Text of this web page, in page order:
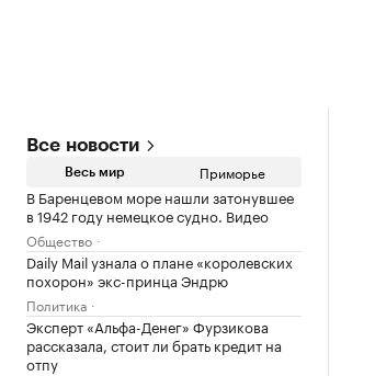
Все новости
Весь мир Приморье
В Баренцевом море нашли затонувшее
в 1942 году немецкое судно. Видео
Общество
Daily Mail узнала о плане «королевских
похорон» экс-принца Эндрю
Политика
Эксперт «Альфа-Денег» Фурзикова
рассказала, стоит ли брать кредит на
отпу